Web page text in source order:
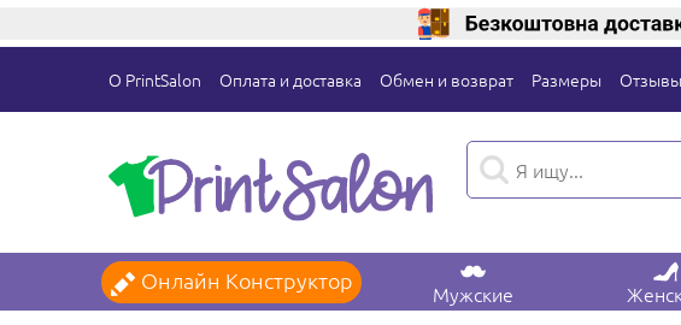
О PrintSalon Оплата и доставка Обмен и возврат Размеры Отзывы
Онлайн Конструктор
Мужские